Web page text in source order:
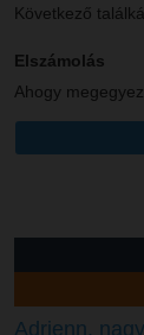
Következő
Elszámolás
Ahogy
Adrienn,